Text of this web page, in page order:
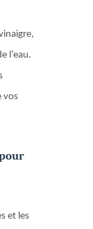
l’eau.
vos
et les